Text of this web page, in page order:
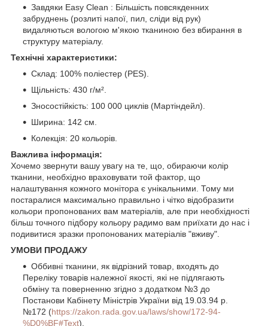
Завдяки Easy Clean : Більшість повсякденних
забруднень (розлиті напої, пил, сліди від рук)
видаляються вологою м'якою тканиною без вбирання в
структуру матеріалу.
Технічні характеристики:
Склад: 100% поліестер (PES).
Щільність: 430 г/м².
Зносостійкість: 100 000 циклів (Мартіндейл).
Ширина: 142 см.
Колекція: 20 кольорів.
Важлива інформація:
Хочемо звернути вашу увагу на те, що, обираючи колір
тканини, необхідно враховувати той фактор, що
налаштування кожного монітора є унікальними. Тому ми
постаралися максимально правильно і чітко відобразити
кольори пропонованих вам матеріалів, але при необхідності
більш точного підбору кольору радимо вам приїхати до нас і
подивитися зразки пропонованих матеріалів "вживу".
УМОВИ ПРОДАЖУ
Оббивні тканини, як відрізний товар, входять до
Переліку товарів належної якості, які не підлягають
обміну та поверненню згідно з додатком №3 до
Постанови Кабінету Міністрів України від 19.03.94 р.
№172 (https://zakon.rada.gov.ua/laws/show/172-94-
%D0%BF#Text).